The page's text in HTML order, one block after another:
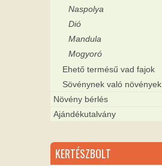
Naspolya
Dió
Mandula
Mogyoró
Ehető termésű vad fajok
Sövénynek való növények
Növény bérlés
Ajándékutalvány
KERTÉSZBOLT